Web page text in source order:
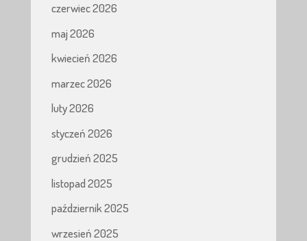
czerwiec 2026
maj 2026
kwiecień 2026
marzec 2026
luty 2026
styczeń 2026
grudzień 2025
listopad 2025
październik 2025
wrzesień 2025